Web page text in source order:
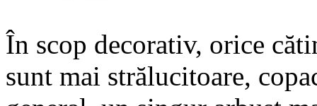
În scop decorativ, orice
sunt mai strălucitoare,